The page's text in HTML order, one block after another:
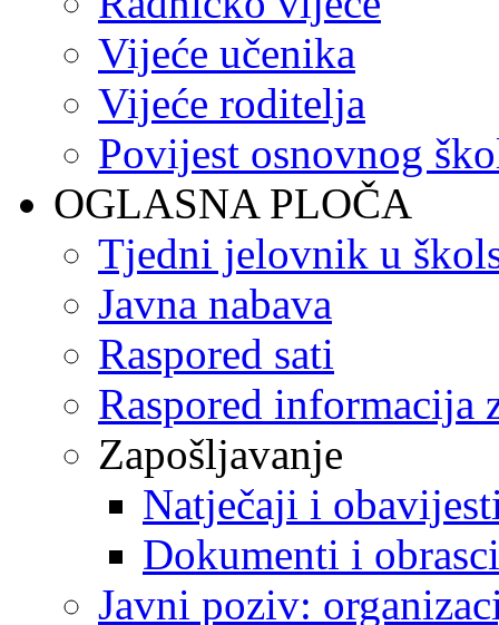
Vijeće učenika
Vijeće roditelja
Povijest osnovnog
OGLASNA PLOČA
Tjedni jelovnik u
Javna nabava
Raspored sati
Raspored informacija
Zapošljavanje
Natječaji i
Dokumenti i obrasci
Javni poziv: